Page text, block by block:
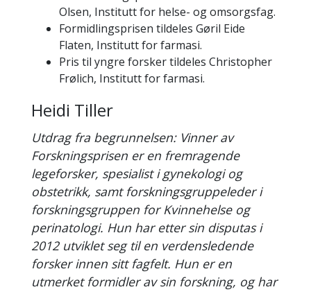
Olsen, Institutt for helse- og omsorgsfag.
Formidlingsprisen tildeles Gøril Eide
Flaten, Institutt for farmasi.
Pris til yngre forsker tildeles Christopher
Frølich, Institutt for farmasi.
Heidi Tiller
Utdrag fra begrunnelsen: Vinner av
Forskningsprisen er en fremragende
legeforsker, spesialist i gynekologi og
obstetrikk, samt forskningsgruppeleder i
forskningsgruppen for Kvinnehelse og
perinatologi. Hun har etter sin disputas i
2012 utviklet seg til en verdensledende
forsker innen sitt fagfelt. Hun er en
utmerket formidler av sin forskning, og har